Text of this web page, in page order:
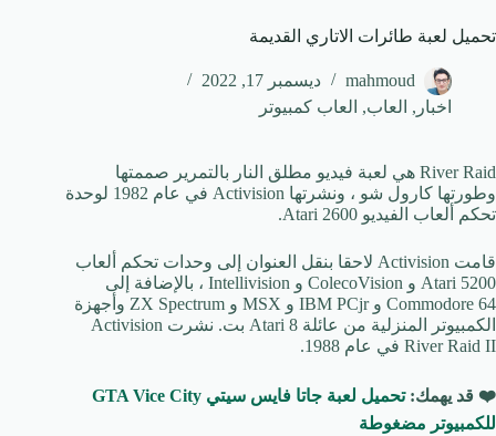
تحميل لعبة طائرات الاتاري القديمة
mahmoud
ديسمبر 17, 2022
اخبار , العاب, العاب كمبيوتر
River Raid هي لعبة فيديو مطلق النار بالتمرير صممتها
وطورتها كارول شو ، ونشرتها Activision في عام 1982 لوحدة
تحكم ألعاب الفيديو Atari 2600.
قامت Activision لاحقا بنقل العنوان إلى وحدات تحكم ألعاب
Atari 5200 و ColecoVision و Intellivision ، بالإضافة إلى
Commodore 64 و IBM PCjr و MSX و ZX Spectrum وأجهزة
الكمبيوتر المنزلية من عائلة Atari 8 بت. نشرت Activision
River Raid II في عام 1988.
❤️ قد يهمك:
تحميل لعبة جاتا فايس سيتي GTA Vice City
للكمبيوتر مضغوطة